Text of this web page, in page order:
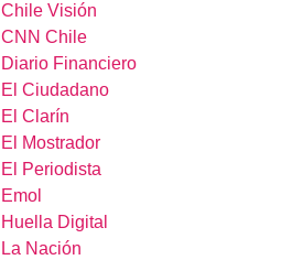
Chile Visión
CNN Chile
Diario Financiero
El Ciudadano
El Clarín
El Mostrador
El Periodista
Emol
Huella Digital
La Nación